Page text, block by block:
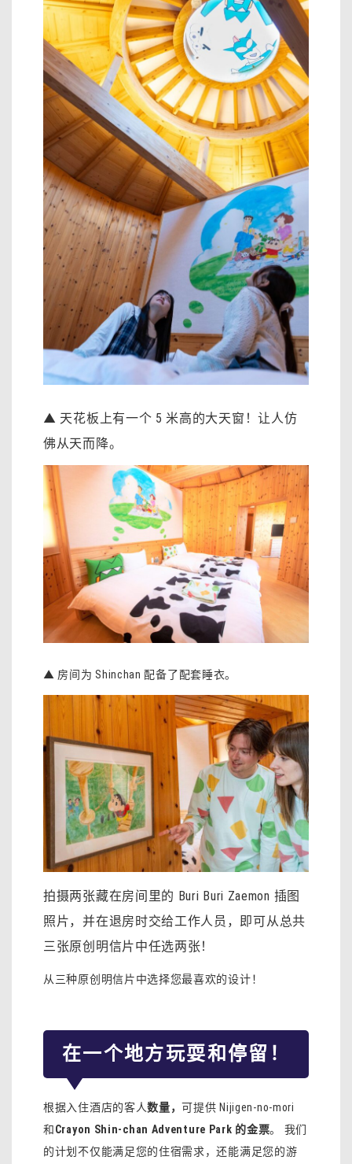
▲ 天花板上有一个 5 米高的大天窗！让人仿
佛从天而降。
▲ 房间为 Shinchan 配备了配套睡衣。
拍摄两张藏在房间里的 Buri Buri Zaemon 插图
照片，并在退房时交给工作人员，即可从总共
三张原创明信片中任选两张！
从三种原创明信片中选择您最喜欢的设计！
在一个地方玩耍和停留！
根据入住酒店的客人数量，可提供 Nijigen-no-mori
和Crayon Shin-chan Adventure Park 的金票。 我们
的计划不仅能满足您的住宿需求，还能满足您的游